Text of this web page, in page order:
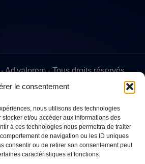
le consentement
nous utilisons des technologies
et/ou accéder aux informations des
à ces technologies nous permettra de traiter
de navigation ou les ID uniques
consentir ou de retirer son consentement peut
caractéristiques et fonctions.
Ad'valorem - Tous droits réservés